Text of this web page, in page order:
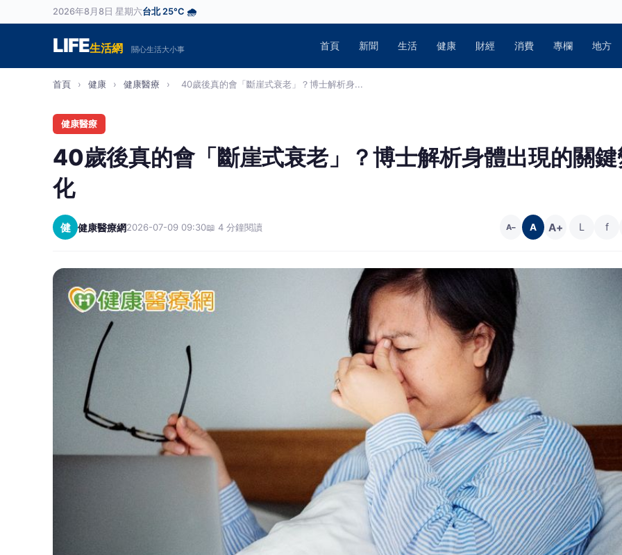
2026年8月8日 星期六台北 25°C 🌧️
LIFE生活網 關心生活大小事 首頁 新聞 生活 健康 財經 消費 專欄 地方
首頁 › 健康 › 健康醫療 › 40歲後真的會「斷崖式衰老」？博士解析身...
健康醫療
40歲後真的會「斷崖式衰老」？博士解析身體出現的關
化
健 健康醫療網2026-07-09 09:30📖 4 分鐘閱讀 A− A A+ L f